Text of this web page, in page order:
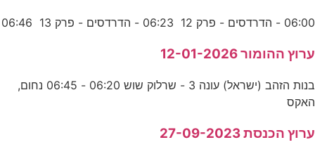
06:00 - הדרדסים - פרק 12 06:23 - הדרדסים - פרק 13 06:46
ערוץ ההומור 12-01-2026
בנות הזהב (ישראל) עונה 3 - שרלוק שוש 06:20 - 06:45 נחום,
האקס
ערוץ הכנסת 27-09-2023